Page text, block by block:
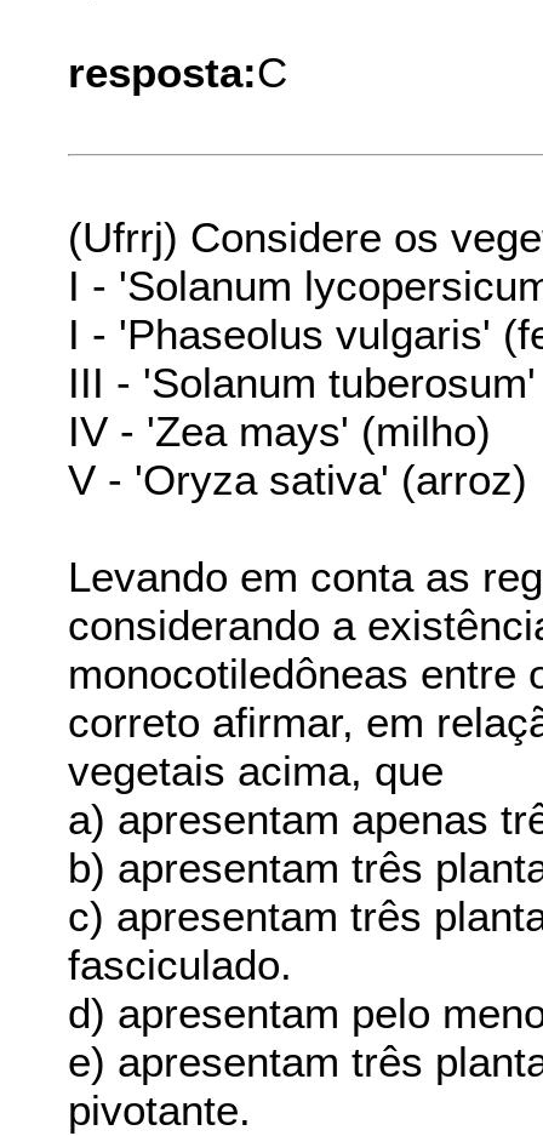
resposta:C
(Ufrrj) Considere os
I - 'Solanum
I - 'Phaseolus vulgaris'
III - 'Solanum
IV - 'Zea mays' (milho)
V - 'Oryza sativa' (arroz)
Levando em conta as
considerando a
monocotiledôneas entre
correto afirmar, em
vegetais acima, que
a) apresentam apenas
b) apresentam três
c) apresentam três
fasciculado.
d) apresentam pelo
e) apresentam três
pivotante.